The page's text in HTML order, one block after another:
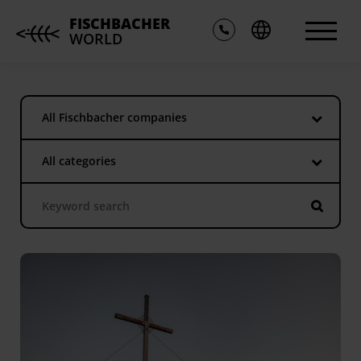
FISCHBACHER
WORLD
All Fischbacher companies
All categories